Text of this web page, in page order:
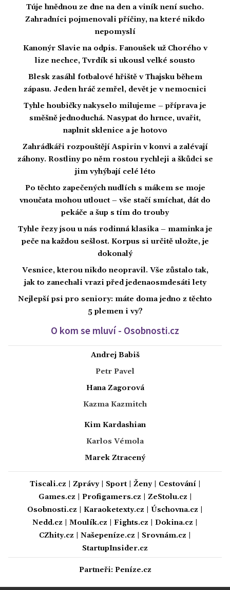
Túje hnědnou ze dne na den a viník není sucho.
Zahradníci pojmenovali příčiny, na které nikdo
nepomyslí
Kanonýr Slavie na odpis. Fanoušek už Chorého v
lize nechce, Tvrdík si ukousl velké sousto
Blesk zasáhl fotbalové hřiště v Thajsku během
zápasu. Jeden hráč zemřel, devět je v nemocnici
Tyhle houbičky nakyselo milujeme – příprava je
směšně jednoduchá. Nasypat do hrnce, uvařit,
naplnit sklenice a je hotovo
Zahrádkáři rozpouštějí Aspirin v konvi a zalévají
záhony. Rostliny po něm rostou rychleji a škůdci se
jim vyhýbají celé léto
Po těchto zapečených nudlích s mákem se moje
vnoučata mohou utlouct – vše stačí smíchat, dát do
pekáče a šup s tím do trouby
Tyhle řezy jsou u nás rodinná klasika – maminka je
peče na každou sešlost. Korpus si určitě uložte, je
dokonalý
Vesnice, kterou nikdo neopravil. Vše zůstalo tak,
jak to zanechali vrazi před jedenaosmdesáti lety
Nejlepší psi pro seniory: máte doma jedno z těchto
5 plemen i vy?
O kom se mluví - Osobnosti.cz
Andrej Babiš
Petr Pavel
Hana Zagorová
Kazma Kazmitch
Kim Kardashian
Karlos Vémola
Marek Ztracený
Tiscali.cz Zprávy| Sport| Ženy| Cestování|
Games.cz
Profigamers.cz ZeStolu.cz
Osobnosti.cz
Karaoketexty.cz Úschovna.cz
Nedd.cz
Moulík.cz Fights.cz Dokina.cz
CZhity.cz
Našepeníze.cz Srovnám.cz
StartupInsider.cz
Partneři: Peníze.cz